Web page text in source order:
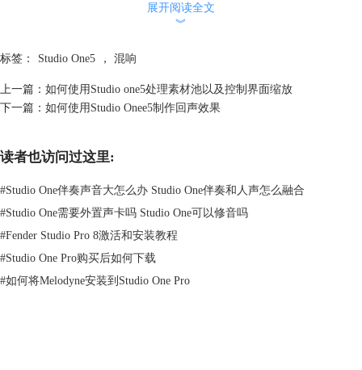
图三：查找混响效果界面
单击右下角“浏览”，选择浏览器中“效果”，我们可通过平铺、文件夹、供
展开阅读全文
︾
标签： Studio One5 ， 混响
上一篇： 如何使用Studio one5处理素材池以及控制界面缩放
下一篇： 如何使用Studio Onee5制作回声效果
读者也访问过这里:
#Studio One伴奏声音大怎么办 Studio One伴奏和人声怎么融合
#Studio One需要外置声卡吗 Studio One可以修音吗
#Fender Studio Pro 8激活和安装教程
#Studio One Pro购买后如何下载
#如何将Melodyne安装到Studio One Pro